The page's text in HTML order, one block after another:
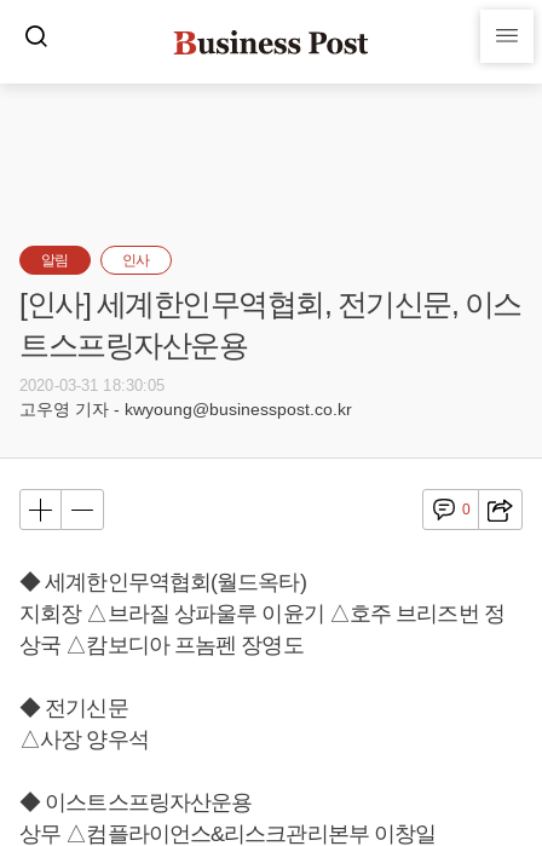
알림 인사
[인사] 세계한인무역협회, 전기신문, 이스
트스프링자산운용
2020-03-31 18:30:05
고우영 기자 - kwyoung@businesspost.co.kr
0
◆ 세계한인무역협회(월드옥타)
지회장 △브라질 상파울루 이윤기 △호주 브리즈번 정
상국 △캄보디아 프놈펜 장영도
◆ 전기신문
△사장 양우석
◆ 이스트스프링자산운용
상무 △컴플라이언스&리스크관리본부 이창일